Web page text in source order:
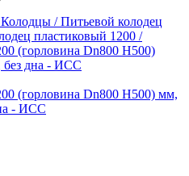
Колодцы /Питьевой колодец
пластиковый 1200 /
(горловина Dn800 H500)
дна - ИСС